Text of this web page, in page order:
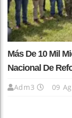
Más De 10 Mil
Nacional De
Adm3 09